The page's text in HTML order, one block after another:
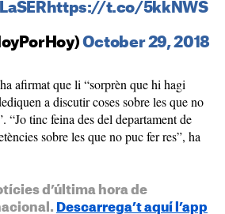
https://t.co/5kkNWS
) October29, 2018
afirmat que li “sorprèn que hi hagi
a discutir coses sobre les que no
tinc feina des del departament de
sobre les que no puc fer res”, ha
d’última hora de
Descarrega’t aquí l’app